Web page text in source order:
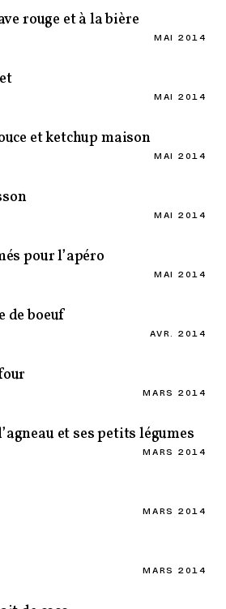
rouge et à la bière
MAI 2014
MAI 2014
et ketchup maison
MAI 2014
MAI 2014
pour l’apéro
MAI 2014
de boeuf
AVR. 2014
MARS 2014
et ses petits légumes
MARS 2014
MARS 2014
MARS 2014